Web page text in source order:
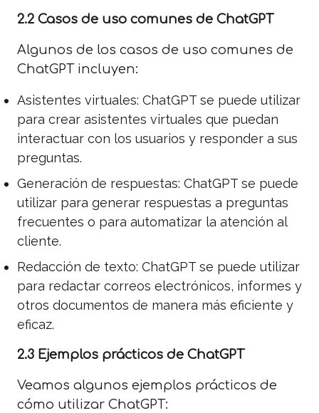
2.2 Casos de uso comunes de ChatGPT
Algunos de los casos de uso comunes de
ChatGPT incluyen:
Asistentes virtuales: ChatGPT se puede utilizar
para crear asistentes virtuales que puedan
interactuar con los usuarios y responder a sus
preguntas.
Generación de respuestas: ChatGPT se puede
utilizar para generar respuestas a preguntas
frecuentes o para automatizar la atención al
cliente.
Redacción de texto: ChatGPT se puede utilizar
para redactar correos electrónicos, informes y
otros documentos de manera más eficiente y
eficaz.
2.3 Ejemplos prácticos de ChatGPT
Veamos algunos ejemplos prácticos de
cómo utilizar ChatGPT: